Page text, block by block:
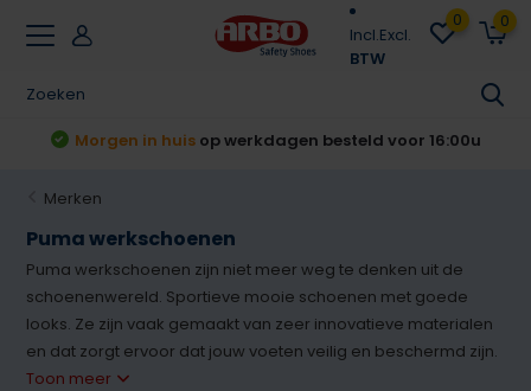
Incl.Excl.
BTW
0 0
Morgen in huis op werkdagen besteld voor 16:00u
Merken
Puma werkschoenen
Puma werkschoenen zijn niet meer weg te denken uit de
schoenenwereld. Sportieve mooie schoenen met goede
looks. Ze zijn vaak gemaakt van zeer innovatieve materialen
en dat zorgt ervoor dat jouw voeten veilig en beschermd zijn.
Toon meer